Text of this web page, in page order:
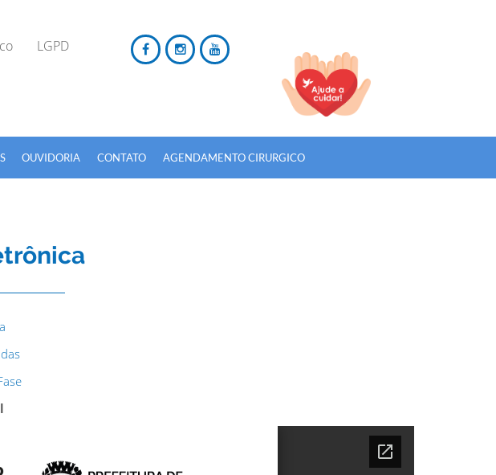
LGPD
OUVIDORIA CONTATO AGENDAMENTO CIRURGICO